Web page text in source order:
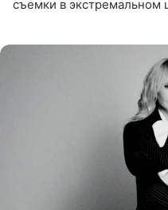
съемки в экстремальном